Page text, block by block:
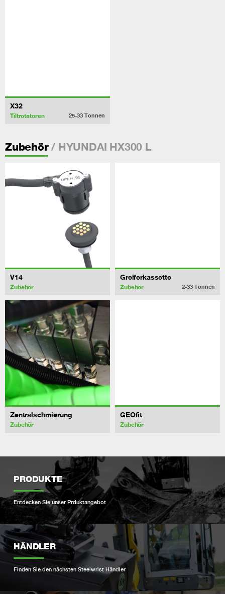
X32
Tiltrotatoren 25-33 Tonnen
Zubehör/ HYUNDAI HX300 L
V14
Zubehör
Greiferkassette
Zubehör 2-33 Tonnen
Zentralschmierung
Zubehör
GEOfit
Zubehör
PRODUKTE
Entdecken Sie unser Prduktangebot
HÄNDLER
Finden Sie den nächsten Steelwrist Händler